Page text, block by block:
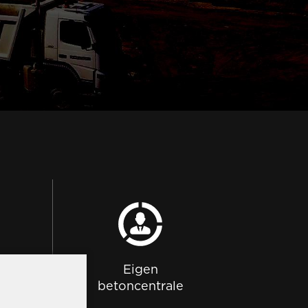
Eigen
betoncentrale